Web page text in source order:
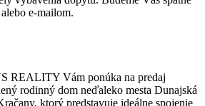
e-mailom.
REALITY Vám ponúka na predaj
rodinný dom neďaleko mesta Dunajská
ktorý predstavuje ideálne spojenie